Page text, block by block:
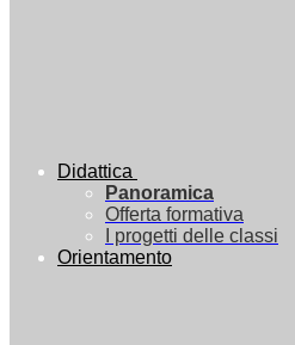
Didattica
Panoramica
Offerta formativa
I progetti delle classi
Orientamento